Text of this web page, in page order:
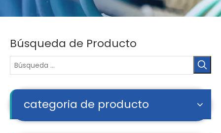
Búsqueda de Producto
categoria de producto